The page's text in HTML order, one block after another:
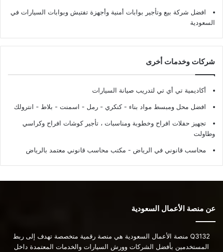
افضل شركة بيع وتأجير بوابات أمنية وأجهزة تفتيش وبوابات السيارات في
السعودية
شركات وخدمات أخرى
أكاديمية تي أي تي لتدريب صيانة السيارات
افضل محل ومبسط مواد بناء - كنكري - رمل - اسمنت - بلاط - انترولك
تجهيز حفلات افراح وخطوبة ومناسبات ، تأجير كوشات افراح وكراسي
وطاولت
محاسب قانوني في الرياض - مكتب محاسب قانوني معتمد بالرياض
عن منصة الأعمال السعودية
Q3132 منصة الأعمال السعودية هي منصة رقمية متخصصة تهدف إلى ربط
المستخدمين بأفضل الشركات وورش السيارات والخدمات المعتمدة داخل